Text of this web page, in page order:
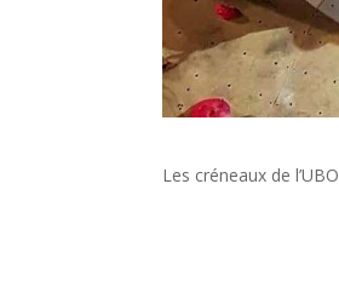
Les créneaux de